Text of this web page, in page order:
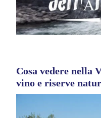
Cosa vedere nella
vino e riserve